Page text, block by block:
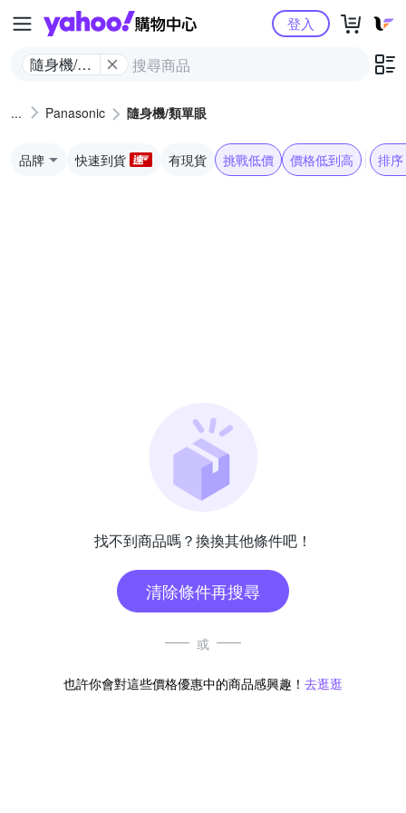
Yahoo購物中心
隨身機/類
登入
Panasonic 隨身機/類單眼
品牌 快速到貨 有現貨 挑戰低價 價格低到高 排序
找不到商品嗎？換換其他條件吧！
清除條件再搜尋
或
也許你會對這些價格優惠中的商品感興趣！ 去逛逛